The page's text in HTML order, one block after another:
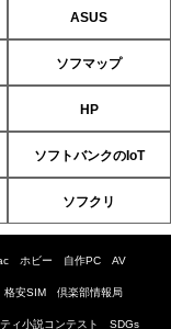
ASUS
ソフマップ
HP
ソフトバンクのIoT
ソフクリ
ホビー 自作PC AV
格安SIM 倶楽部情報局
ィ小説コンテスト SDGs